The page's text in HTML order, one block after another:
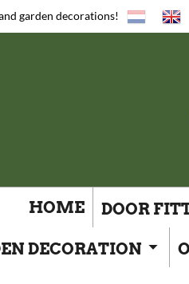
garden decorations!
HOME DOOR
DECORATION